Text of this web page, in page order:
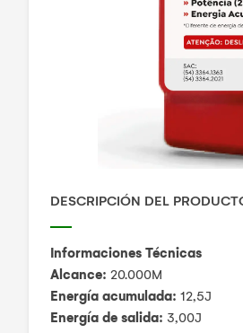
DESCRIPCIÓN DEL
Informaciones Técnicas
Alcance: 20.000M
Energía acumulada: 12,5J
Energía de salida: 3,00J